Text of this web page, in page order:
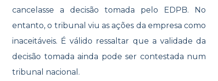
cancelasse a decisão tomada pelo EDPB. No
entanto, o tribunal viu as ações da empresa como
inaceitáveis. É válido ressaltar que a validade da
decisão tomada ainda pode ser contestada num
tribunal nacional.